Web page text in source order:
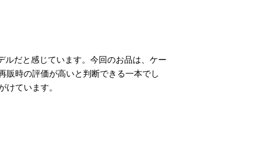
だと感じています。今回のお品は、ケー
販時の評価が高いと判断できる一本でし
ています。